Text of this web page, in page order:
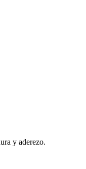
y aderezo.